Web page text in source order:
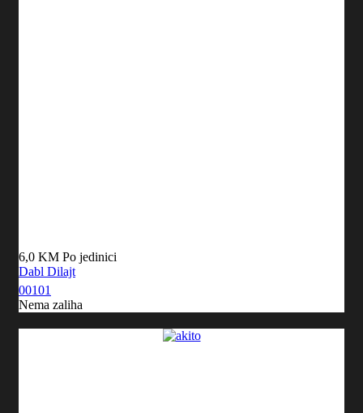
6,0 KM Po jedinici
Dabl Dilajt
00101
Nema zaliha